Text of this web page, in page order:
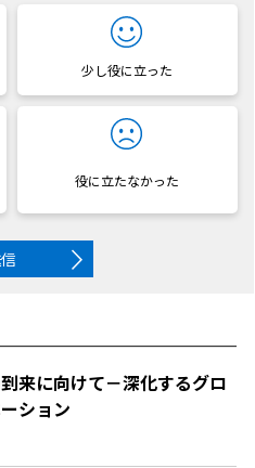
少し役に立った
役に立たなかった
来に向けて－深化するグロ
ション